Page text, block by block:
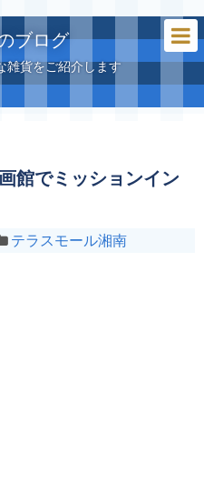
ブログ
雑貨をご紹介します
館でミッションイン
テラスモール湘南